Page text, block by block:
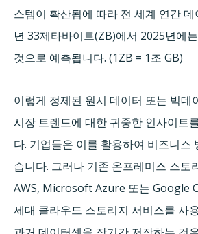
스템이 확산됨에 따라 전 세계 연간
년 33제타바이트(ZB)에서 2025년에
것으로 예측됩니다. (1ZB = 1조 GB)
이렇게 정제된 원시 데이터 또는 빅데
시장 트렌드에 대한 귀중한 인사이트
다. 기업들은 이를 활용하여 비즈니스
습니다. 그러나 기존 온프레미스 스토
AWS, Microsoft Azure 또는 Google
세대 클라우드 스토리지 서비스를 사